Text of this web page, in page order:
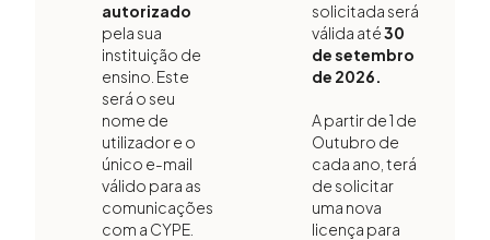
autorizado
pela sua
instituição de
ensino. Este
será o seu
nome de
utilizador e o
único e-mail
válido para as
comunicações
com a CYPE.
solicitada será
válida até30
de setembro
de 2026.
A partir de 1 de
Outubro de
cada ano, terá
de solicitar
uma nova
licença para